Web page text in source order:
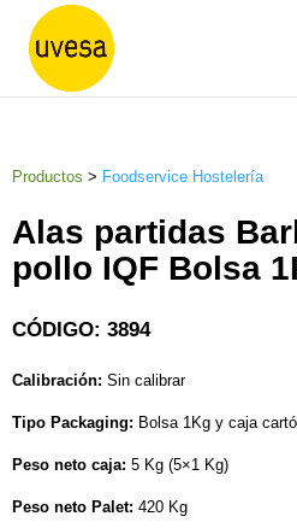
Productos > Foodservice Hostelería
Alas partidas
pollo IQF Bolsa
CÓDIGO: 3894
Calibración: Sin calibrar
Tipo Packaging: Bolsa 1Kg y caja
Peso neto caja: 5 Kg (5×1 Kg)
Peso neto Palet: 420 Kg